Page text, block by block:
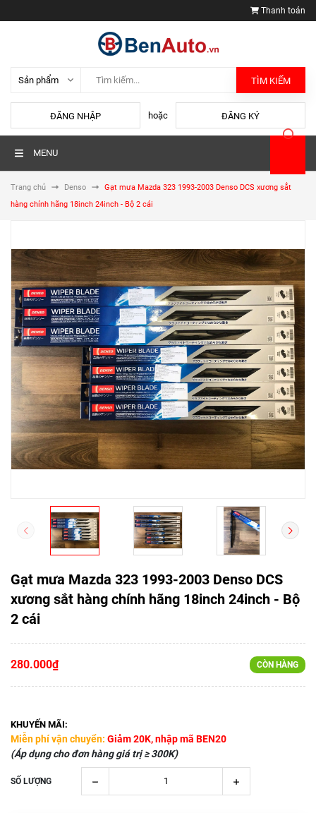
Thanh toán
TÌM KIẾM
ĐĂNG NHẬP hoặc ĐĂNG KÝ
MENU
Trang chủ Denso
Gạt mưa Mazda 323 1993-2003 Denso DCS xương sắt
hàng chính hãng 18inch 24inch - Bộ 2 cái
Gạt mưa Mazda 323 1993-2003 Denso DCS
xương sắt hàng chính hãng 18inch 24inch - Bộ
2 cái
280.000₫ CÒN HÀNG
KHUYẾN MÃI:
Miễn phí vận chuyển: Giảm 20K, nhập mã BEN20
(Áp dụng cho đơn hàng giá trị ≥ 300K)
SỐ LƯỢNG